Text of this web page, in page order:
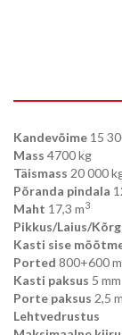
Kandevõime 15
Mass 4700 kg
Täismass 20 000
Põranda pindala
Maht 17,3 m3
Pikkus/Laius/
Kasti sise
Ported 800+600
Kasti paksus 5 mm
Porte paksus 2,5
Lehtvedrustus